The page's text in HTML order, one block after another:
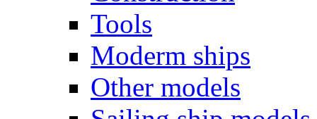
Tools
Moderm ships
Other models